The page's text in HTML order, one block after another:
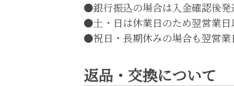
●銀行振込の場合は入金確認後発
●土・日は休業日のため翌営業日
●祝日・長期休みの場合も翌営業
返品・交換について